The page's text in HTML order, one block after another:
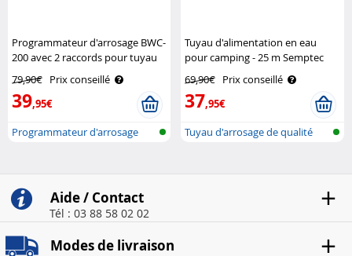
Programmateur d'arrosage BWC-
200 avec 2 raccords pour tuyau
79,90€ Prix conseillé
39,95€
Programmateur d'arrosage
Tuyau d'alimentation en eau
pour camping - 25 m Semptec
69,90€ Prix conseillé
37,95€
Tuyau d'arrosage de qualité
Aide / Contact
Tél : 03 88 58 02 02
Modes de livraison